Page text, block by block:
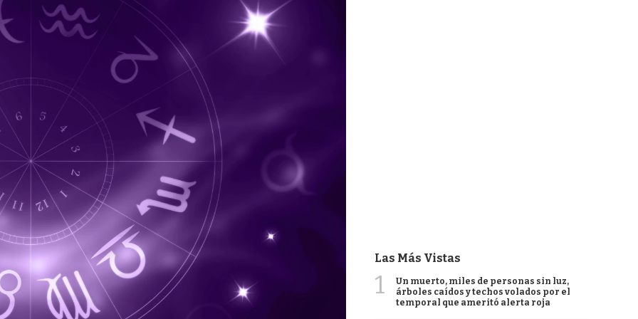
Las Más Vistas
1
Un muerto, miles de personas sin luz,
árboles caídos y techos volados por el
temporal que ameritó alerta roja